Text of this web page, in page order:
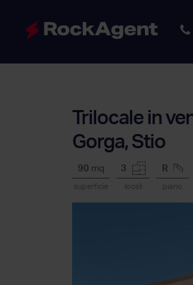
Trilocale in
Gorga, Stio
90 mq
superficie
3
locali
R
piano